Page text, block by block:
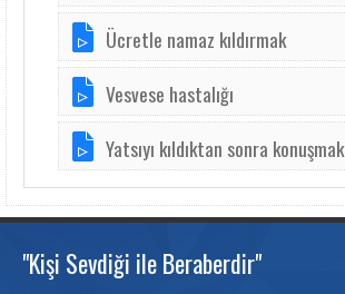
Ücretle namaz kıldırmak
Vesvese hastalığı
Yatsıyı kıldıktan sonra konuşmak
"Kişi Sevdiği ile Beraberdir"